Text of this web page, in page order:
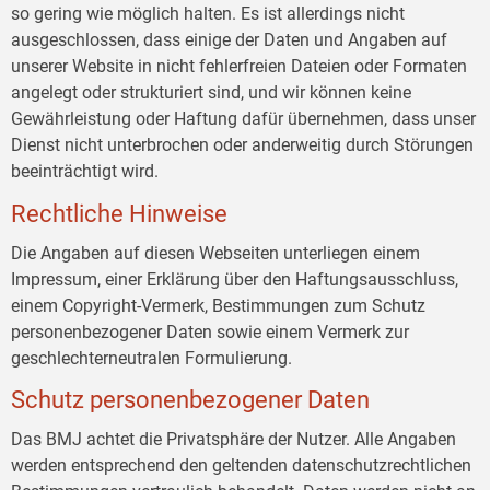
so gering wie möglich halten. Es ist allerdings nicht
ausgeschlossen, dass einige der Daten und Angaben auf
unserer Website in nicht fehlerfreien Dateien oder Formaten
angelegt oder strukturiert sind, und wir können keine
Gewährleistung oder Haftung dafür übernehmen, dass unser
Dienst nicht unterbrochen oder anderweitig durch Störungen
beeinträchtigt wird.
Rechtliche Hinweise
Die Angaben auf diesen Webseiten unterliegen einem
Impressum, einer Erklärung über den Haftungsausschluss,
einem Copyright-Vermerk, Bestimmungen zum Schutz
personenbezogener Daten sowie einem Vermerk zur
geschlechterneutralen Formulierung.
Schutz personenbezogener Daten
Das BMJ achtet die Privatsphäre der Nutzer. Alle Angaben
werden entsprechend den geltenden datenschutzrechtlichen